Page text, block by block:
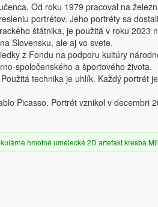
Od roku 1979 pracoval na
portrétov. Jeho portréty sa
štátnika, je použitá v roku
Slovensku, ale aj vo svete.
z Fondu na podporu kultúry
spoločenského a športového života.
technika je uhlík. Každý portrét
Picasso. Portrét vznikol v decembri
hmotné umelecké 2D artefaktkresba